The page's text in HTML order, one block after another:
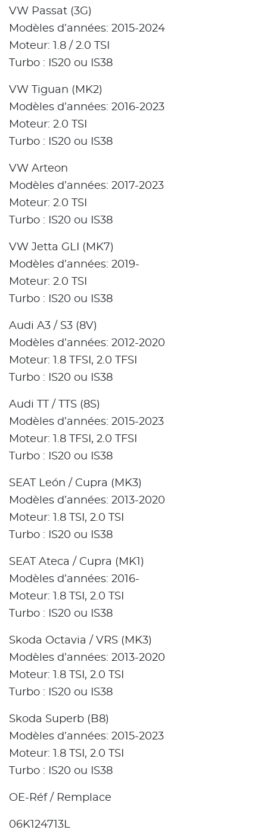
VW Passat (3G)
Modèles d’années: 2015-2024
Moteur: 1.8 / 2.0 TSI
Turbo : IS20 ou IS38
VW Tiguan (MK2)
Modèles d’années: 2016-2023
Moteur: 2.0 TSI
Turbo : IS20 ou IS38
VW Arteon
Modèles d’années: 2017-2023
Moteur: 2.0 TSI
Turbo : IS20 ou IS38
VW Jetta GLI (MK7)
Modèles d’années: 2019-
Moteur: 2.0 TSI
Turbo : IS20 ou IS38
Audi A3 / S3 (8V)
Modèles d’années: 2012-2020
Moteur: 1.8 TFSI, 2.0 TFSI
Turbo : IS20 ou IS38
Audi TT / TTS (8S)
Modèles d’années: 2015-2023
Moteur: 1.8 TFSI, 2.0 TFSI
Turbo : IS20 ou IS38
SEAT León / Cupra (MK3)
Modèles d’années: 2013-2020
Moteur: 1.8 TSI, 2.0 TSI
Turbo : IS20 ou IS38
SEAT Ateca / Cupra (MK1)
Modèles d’années: 2016-
Moteur: 1.8 TSI, 2.0 TSI
Turbo : IS20 ou IS38
Skoda Octavia / VRS (MK3)
Modèles d’années: 2013-2020
Moteur: 1.8 TSI, 2.0 TSI
Turbo : IS20 ou IS38
Skoda Superb (B8)
Modèles d’années: 2015-2023
Moteur: 1.8 TSI, 2.0 TSI
Turbo : IS20 ou IS38
OE-Réf / Remplace
06K124713L